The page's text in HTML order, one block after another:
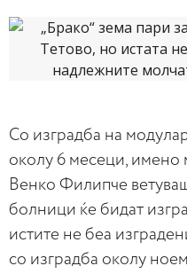
Со изградба на
околу 6 месеци, имено
Венко Филипче
болници ќе бидат
истите не беа
со изградба околу